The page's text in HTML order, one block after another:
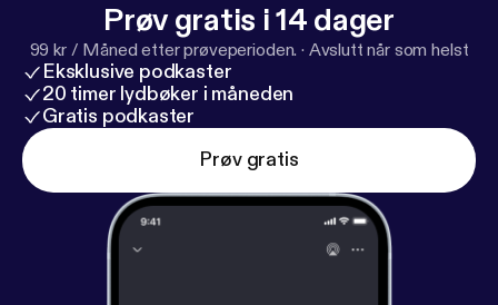
Prøv gratis i 14 dager
99 kr / Måned etter prøveperioden. · Avslutt når som helst
Eksklusive podkaster
20 timer lydbøker i måneden
Gratis podkaster
Prøv gratis